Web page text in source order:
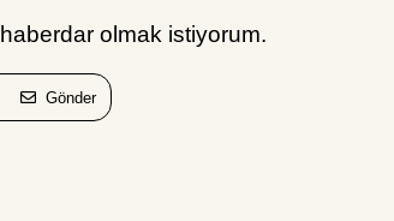
olmak istiyorum.
Gönder